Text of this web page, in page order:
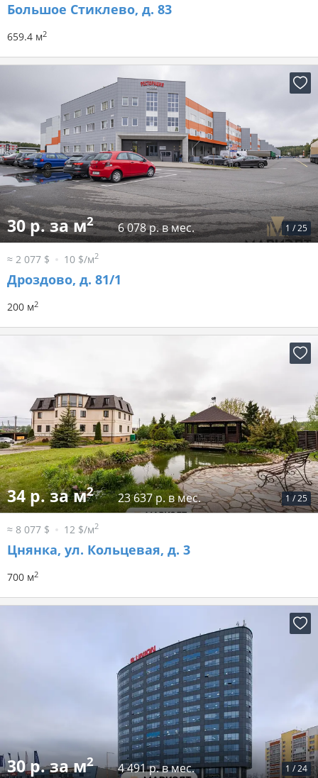
Большое Стиклево, д. 83
659.4 м2
1 /25
30 р. за м2 6 078 р. в мес.
≈ 2 077 $ 10 $/м2
Дроздово, д. 81/1
200 м2
1 /25
34 р. за м2 23 637 р. в мес.
≈ 8 077 $ 12 $/м2
Цнянка, ул. Кольцевая, д. 3
700 м2
1 /24
30 р. за м2 4 491 р. в мес.